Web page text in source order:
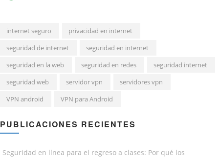
internet seguro
privacidad en internet
seguridad de internet
seguridad en internet
seguridad en la web
seguridad en redes
seguridad internet
seguridad web
servidor vpn
servidores vpn
VPN android
VPN para Android
PUBLICACIONES RECIENTES
Seguridad en línea para el regreso a clases: Por qué los